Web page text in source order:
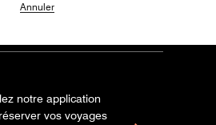
Annuler
notre application
vos voyages